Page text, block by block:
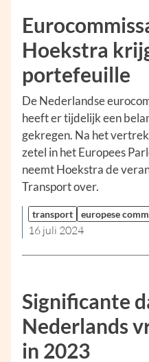
Hoekstra
portefeuille
De Nederlandse
heeft er tijdelijk een
gekregen. Na het
zetel in het Europees
neemt Hoekstra de
Transport over.
transport europese
16 juli 2024
Significante
Nederlands
in 2023